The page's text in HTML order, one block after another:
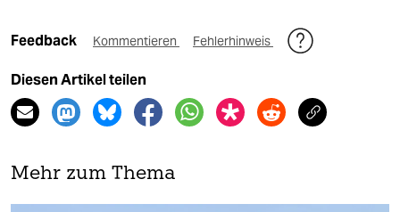
Feedback Kommentieren Fehlerhinweis
Diesen Artikel teilen
Mehr zum Thema